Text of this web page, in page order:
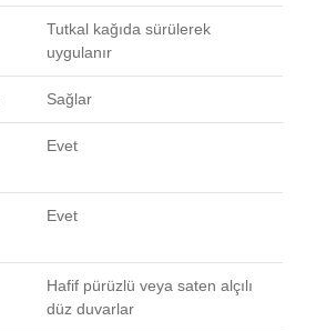
Tutkal kağıda sürülerek
uygulanır
Sağlar
Evet
Evet
Hafif pürüzlü veya saten alçılı
düz duvarlar